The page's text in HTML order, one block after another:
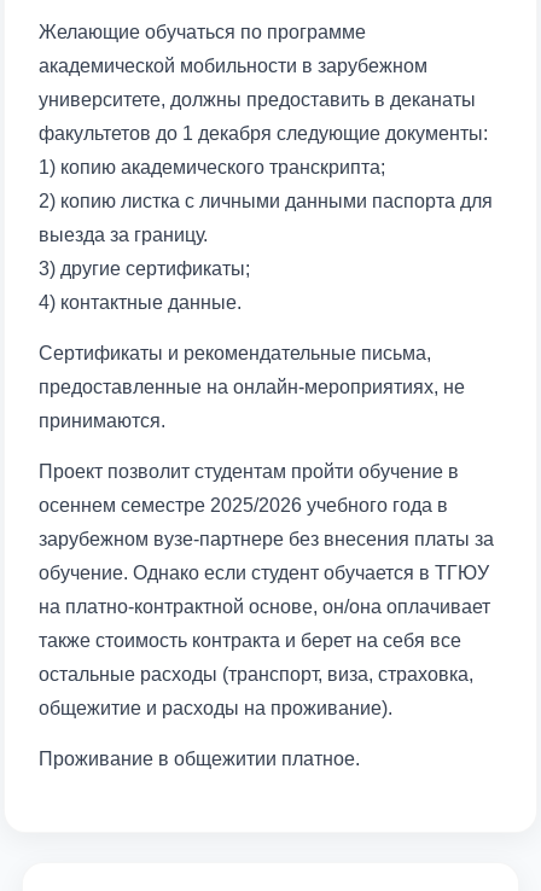
Ваше имя и фамилия
Ваш номер телефона
Почта
отправить
Желающие обучаться по программе
академической мобильности в зарубежном
университете, должны предоставить в деканаты
факультетов до 1 декабря следующие документы:
1) копию академического транскрипта;
2) копию листка с личными данными паспорта для
выезда за границу.
3) другие сертификаты;
4) контактные данные.
Сертификаты и рекомендательные письма,
предоставленные на онлайн-мероприятиях, не
принимаются.
Проект позволит студентам пройти обучение в
осеннем семестре 2025/2026 учебного года в
зарубежном вузе-партнере без внесения платы за
обучение. Однако если студент обучается в ТГЮУ
на платно-контрактной основе, он/она оплачивает
также стоимость контракта и берет на себя все
остальные расходы (транспорт, виза, страховка,
общежитие и расходы на проживание).
Проживание в общежитии платное.